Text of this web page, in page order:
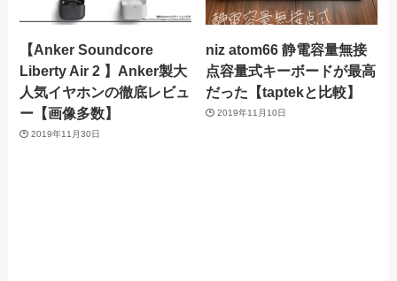
【Anker Soundcore
Liberty Air 2 】Anker製大
人気イヤホンの徹底レビュ
ー【画像多数】
2019年11月30日
niz atom66 静電容量無接
点容量式キーボードが最高
だった【taptekと比較】
2019年11月10日